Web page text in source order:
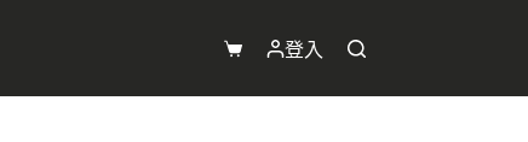
購
物
登入